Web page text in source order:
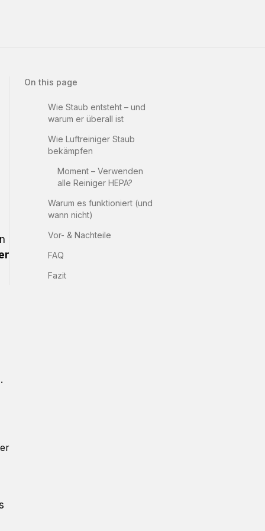
.
On this page
Wie Staub entsteht – und
warum er überall ist
Wie Luftreiniger Staub
bekämpfen
Moment – Verwenden
alle Reiniger HEPA?
Warum es funktioniert (und
wann nicht)
Vor- & Nachteile
FAQ
Fazit